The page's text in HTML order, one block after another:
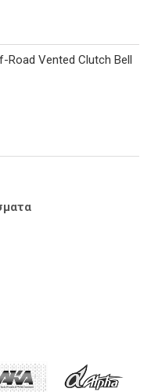
Road Vented Clutch Bell